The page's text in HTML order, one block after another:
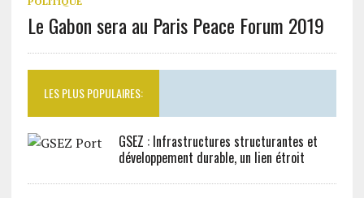
Le Gabon sera au Paris Peace Forum 2019
LES PLUS POPULAIRES:
GSEZ : Infrastructures structurantes et
développement durable, un lien étroit